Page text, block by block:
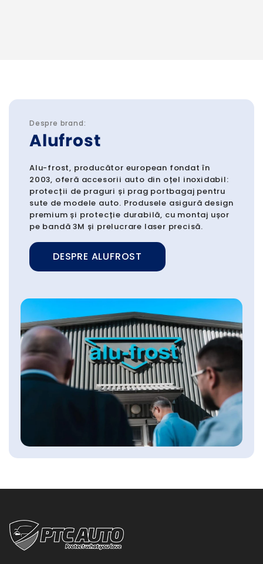
Despre brand:
Alufrost
Alu-frost, producător european fondat în
2003, oferă accesorii auto din oțel inoxidabil:
protecții de praguri și prag portbagaj pentru
sute de modele auto. Produsele asigură design
premium și protecție durabilă, cu montaj ușor
pe bandă 3M și prelucrare laser precisă.
DESPRE ALUFROST